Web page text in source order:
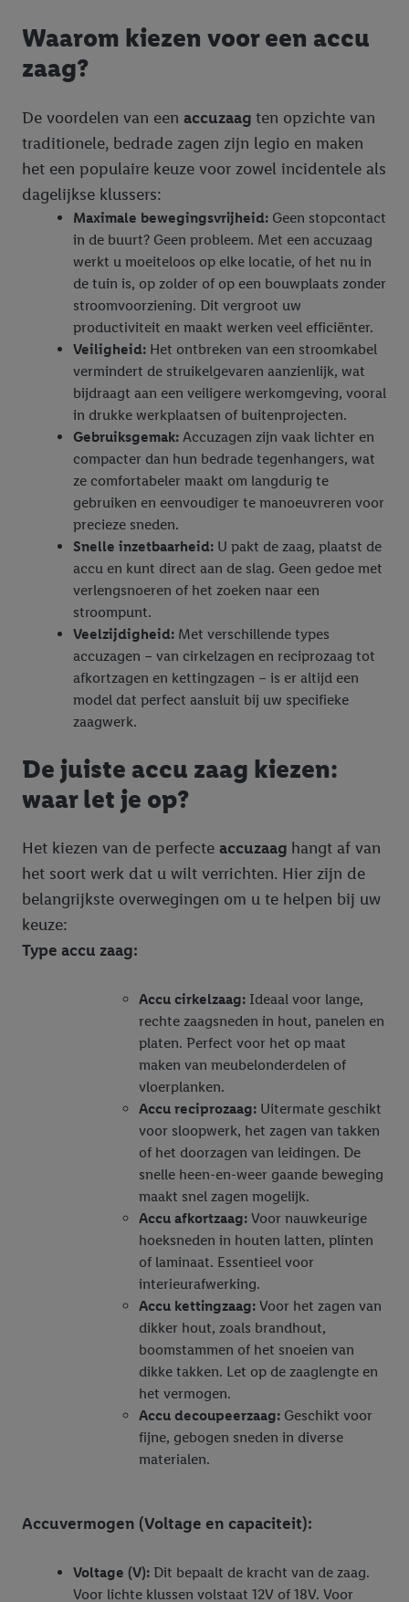
Waarom kiezen voor een accu
zaag?
De voordelen van een accuzaag ten opzichte van
traditionele, bedrade zagen zijn legio en maken
het een populaire keuze voor zowel incidentele als
dagelijkse klussers:
Maximale bewegingsvrijheid: Geen stopcontact
in de buurt? Geen probleem. Met een accuzaag
werkt u moeiteloos op elke locatie, of het nu in
de tuin is, op zolder of op een bouwplaats zonder
stroomvoorziening. Dit vergroot uw
productiviteit en maakt werken veel efficiënter.
Veiligheid: Het ontbreken van een stroomkabel
vermindert de struikelgevaren aanzienlijk, wat
bijdraagt aan een veiligere werkomgeving, vooral
in drukke werkplaatsen of buitenprojecten.
Gebruiksgemak: Accuzagen zijn vaak lichter en
compacter dan hun bedrade tegenhangers, wat
ze comfortabeler maakt om langdurig te
gebruiken en eenvoudiger te manoeuvreren voor
precieze sneden.
Snelle inzetbaarheid: U pakt de zaag, plaatst de
accu en kunt direct aan de slag. Geen gedoe met
verlengsnoeren of het zoeken naar een
stroompunt.
Veelzijdigheid: Met verschillende types
accuzagen – van cirkelzagen en reciprozaag tot
afkortzagen en kettingzagen – is er altijd een
model dat perfect aansluit bij uw specifieke
zaagwerk.
De juiste accu zaag kiezen:
waar let je op?
Het kiezen van de perfecte accuzaag hangt af van
het soort werk dat u wilt verrichten. Hier zijn de
belangrijkste overwegingen om u te helpen bij uw
keuze:
Type accu zaag:
Accu cirkelzaag: Ideaal voor lange,
rechte zaagsneden in hout, panelen en
platen. Perfect voor het op maat
maken van meubelonderdelen of
vloerplanken.
Accu reciprozaag: Uitermate geschikt
voor sloopwerk, het zagen van takken
of het doorzagen van leidingen. De
snelle heen-en-weer gaande beweging
maakt snel zagen mogelijk.
Accu afkortzaag: Voor nauwkeurige
hoeksneden in houten latten, plinten
of laminaat. Essentieel voor
interieurafwerking.
Accu kettingzaag: Voor het zagen van
dikker hout, zoals brandhout,
boomstammen of het snoeien van
dikke takken. Let op de zaaglengte en
het vermogen.
Accu decoupeerzaag: Geschikt voor
fijne, gebogen sneden in diverse
materialen.
Accuvermogen (Voltage en capaciteit):
Voltage (V): Dit bepaalt de kracht van de zaag.
Voor lichte klussen volstaat 12V of 18V. Voor